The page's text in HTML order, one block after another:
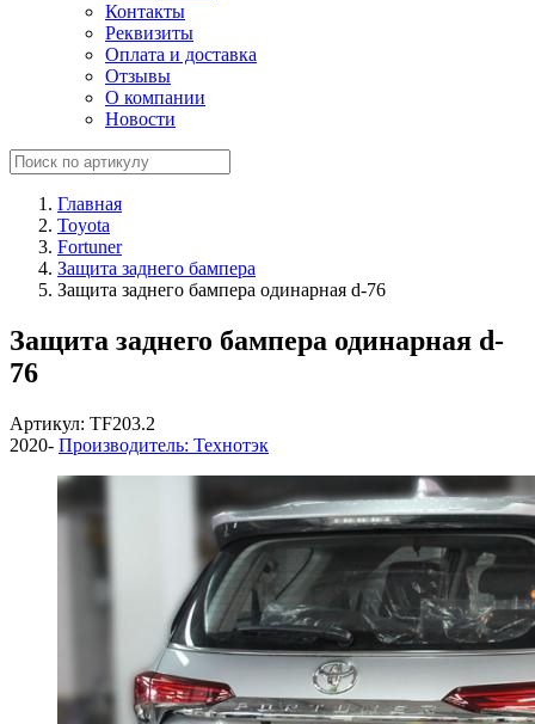
Контакты
Реквизиты
Оплата и доставка
Отзывы
О компании
Новости
Главная
Toyota
Fortuner
Защита заднего бампера
Защита заднего бампера одинарная d-76
Защита заднего бампера одинарная d-
76
Артикул: TF203.2
2020- Производитель: Технотэк